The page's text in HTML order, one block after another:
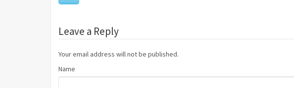
Leave a Reply
Your email address will not be published.
Name